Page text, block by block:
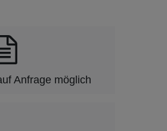
Anfrage möglich